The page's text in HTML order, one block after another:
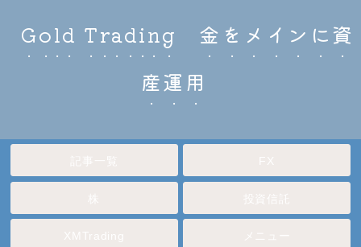
Gold Trading 金をメインに資
産運用